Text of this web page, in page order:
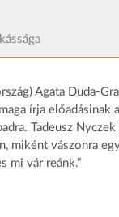
Agata Duda-
írja
Tadeusz
miként vászonra
mi vár reánk.”